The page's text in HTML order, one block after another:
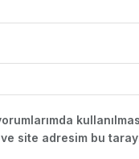
site adresim bu